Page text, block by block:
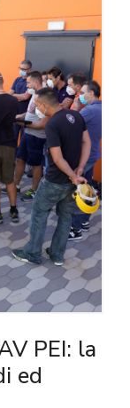
PEI: la
ed